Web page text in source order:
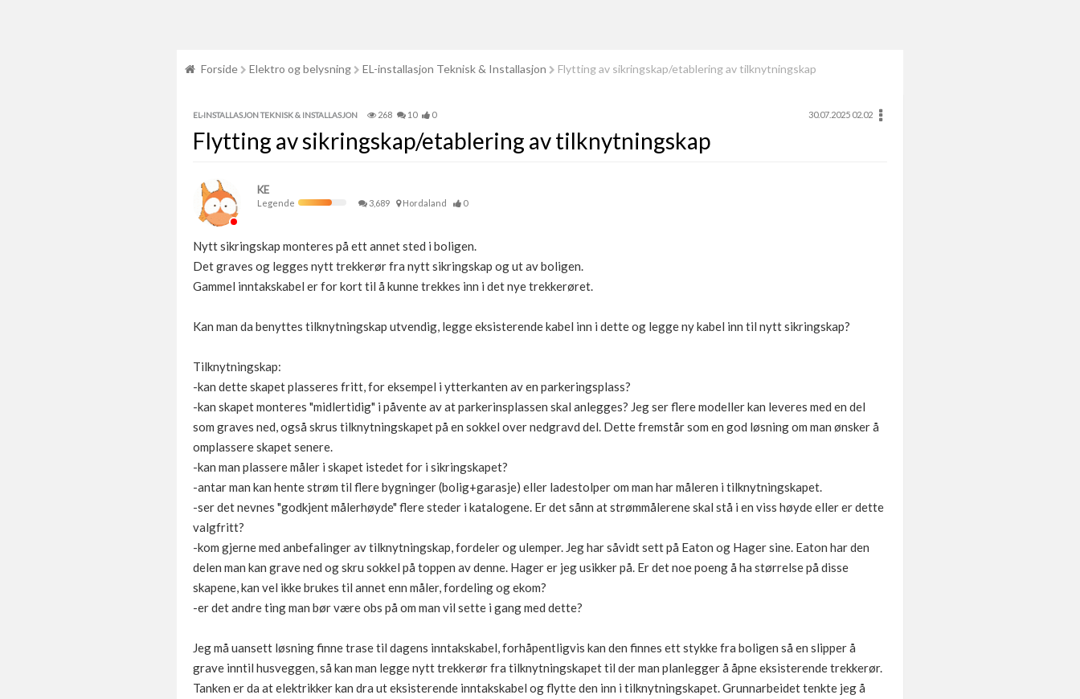
Forside Elektro og belysning EL-installasjon Teknisk & Installasjon Flytting av sikringskap/etablering av tilknytningskap
EL-INSTALLASJON TEKNISK & INSTALLASJON 268 10 0 30.07.2025 02.02
Flytting av sikringskap/etablering av tilknytningskap
KE
Legende 3,689 Hordaland 0
Nytt sikringskap monteres på ett annet sted i boligen.
Det graves og legges nytt trekkerør fra nytt sikringskap og ut av boligen.
Gammel inntakskabel er for kort til å kunne trekkes inn i det nye trekkerøret.
Kan man da benyttes tilknytningskap utvendig, legge eksisterende kabel inn i dette og legge ny kabel inn til nytt sikringskap?
Tilknytningskap:
-kan dette skapet plasseres fritt, for eksempel i ytterkanten av en parkeringsplass?
-kan skapet monteres "midlertidig" i påvente av at parkerinsplassen skal anlegges? Jeg ser flere modeller kan leveres med en del
som graves ned, også skrus tilknytningskapet på en sokkel over nedgravd del. Dette fremstår som en god løsning om man ønsker å
omplassere skapet senere.
-kan man plassere måler i skapet istedet for i sikringskapet?
-antar man kan hente strøm til flere bygninger (bolig+garasje) eller ladestolper om man har måleren i tilknytningskapet.
-ser det nevnes "godkjent målerhøyde" flere steder i katalogene. Er det sånn at strømmålerene skal stå i en viss høyde eller er dette
valgfritt?
-kom gjerne med anbefalinger av tilknytningskap, fordeler og ulemper. Jeg har såvidt sett på Eaton og Hager sine. Eaton har den
delen man kan grave ned og skru sokkel på toppen av denne. Hager er jeg usikker på. Er det noe poeng å ha størrelse på disse
skapene, kan vel ikke brukes til annet enn måler, fordeling og ekom?
-er det andre ting man bør være obs på om man vil sette i gang med dette?
Jeg må uansett løsning finne trase til dagens inntakskabel, forhåpentligvis kan den finnes ett stykke fra boligen så en slipper å
grave inntil husveggen, så kan man legge nytt trekkerør fra tilknytningskapet til der man planlegger å åpne eksisterende trekkerør.
Tanken er da at elektrikker kan dra ut eksisterende inntakskabel og flytte den inn i tilknytningskapet. Grunnarbeidet tenkte jeg å